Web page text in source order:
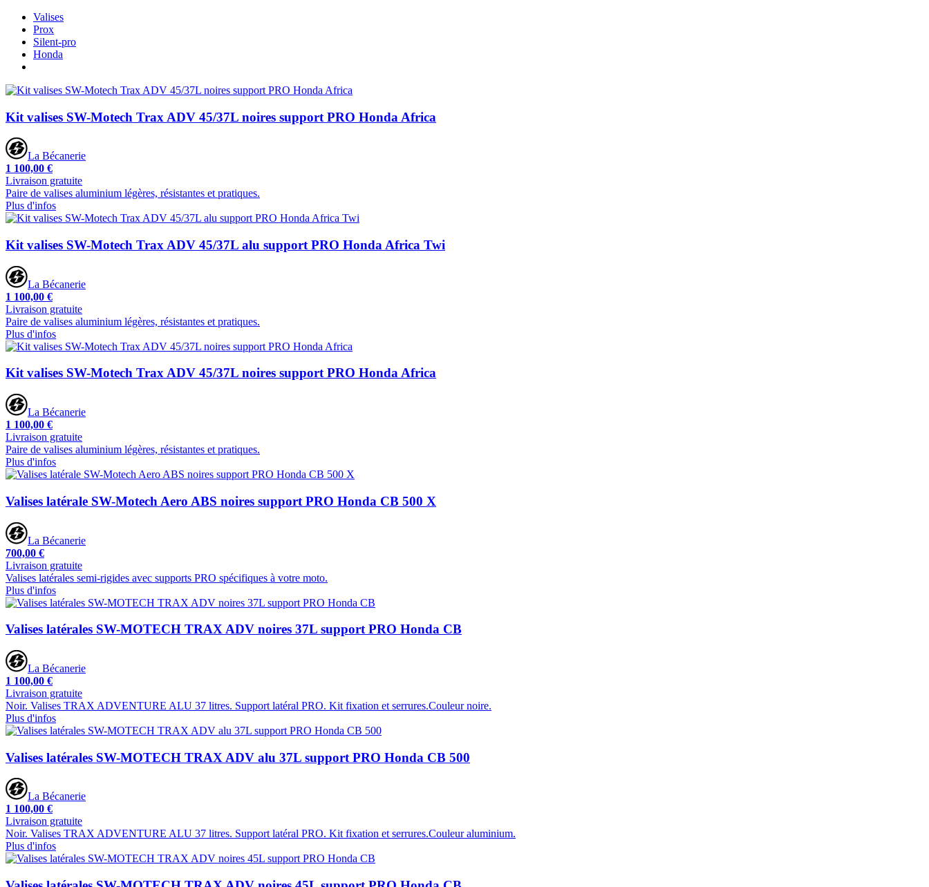
Valises
Prox
Silent-pro
Honda
Kit valises SW-Motech Trax ADV 45/37L noires support PRO Honda Africa
La Bécanerie
1 100,00 €
Livraison gratuite
Paire de valises aluminium légères, résistantes et pratiques.
Plus d'infos
Kit valises SW-Motech Trax ADV 45/37L alu support PRO Honda Africa Twi
La Bécanerie
1 100,00 €
Livraison gratuite
Paire de valises aluminium légères, résistantes et pratiques.
Plus d'infos
Kit valises SW-Motech Trax ADV 45/37L noires support PRO Honda Africa
La Bécanerie
1 100,00 €
Livraison gratuite
Paire de valises aluminium légères, résistantes et pratiques.
Plus d'infos
Valises latérale SW-Motech Aero ABS noires support PRO Honda CB 500 X
La Bécanerie
700,00 €
Livraison gratuite
Valises latérales semi-rigides avec supports PRO spécifiques à votre moto.
Plus d'infos
Valises latérales SW-MOTECH TRAX ADV noires 37L support PRO Honda CB
La Bécanerie
1 100,00 €
Livraison gratuite
Noir. Valises TRAX ADVENTURE ALU 37 litres. Support latéral PRO. Kit fixation et serrures.Couleur noire.
Plus d'infos
Valises latérales SW-MOTECH TRAX ADV alu 37L support PRO Honda CB 500
La Bécanerie
1 100,00 €
Livraison gratuite
Noir. Valises TRAX ADVENTURE ALU 37 litres. Support latéral PRO. Kit fixation et serrures.Couleur aluminium.
Plus d'infos